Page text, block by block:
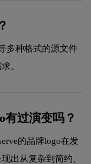
多种格式的源文件
。
有过演变吗？
的品牌logo在发
出从复杂到简约、